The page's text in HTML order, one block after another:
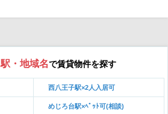
駅・地域名で賃貸物件を探す
西八王子駅×2人入居可
めじろ台駅×ﾍﾟｯﾄ可(相談)